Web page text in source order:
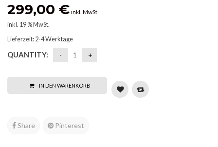
299,00 € inkl. MwSt.
inkl. 19 % MwSt.
Lieferzeit: 2-4 Werktage
QUANTITY:
IN DEN WARENKORB
Share Pinterest